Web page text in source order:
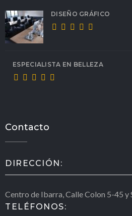
DISEÑO GRÁFICO
ESPECIALISTA EN BELLEZA
Contacto
DIRECCIÓN:
Centro de Ibarra, Calle Colon 5-45 y
TELÉFONOS: